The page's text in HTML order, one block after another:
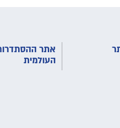
אתר
העולמית